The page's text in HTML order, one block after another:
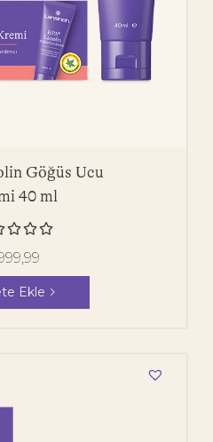
Göğüs Ucu
Kremi 40 ml

Ekle